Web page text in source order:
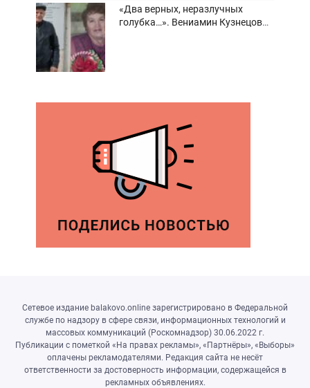
«Два верных, неразлучных
голубка…». Вениамин Кузнецов
Сетевое издание balakovo.online зарегистрировано в Федеральной
службе по надзору в сфере связи, информационных технологий и
массовых коммуникаций (Роскомнадзор) 30.06.2022 г.
Публикации с пометкой «На правах рекламы», «Партнёры», «Выборы»
оплачены рекламодателями. Редакция сайта не несёт
ответственности за достоверность информации, содержащейся в
рекламных объявлениях.